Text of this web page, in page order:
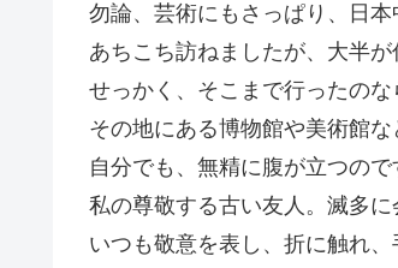
勿論、芸術にもさっぱり、日本
あちこち訪ねましたが、大半
せっかく、そこまで行ったのな
その地にある博物館や美術館
自分でも、無精に腹が立つの
私の尊敬する古い友人。滅多
いつも敬意を表し、折に触れ